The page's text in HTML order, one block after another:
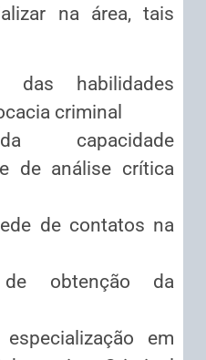
na área, tais
das habilidades
criminal
capacidade
de análise crítica
de contatos na
de obtenção da
em